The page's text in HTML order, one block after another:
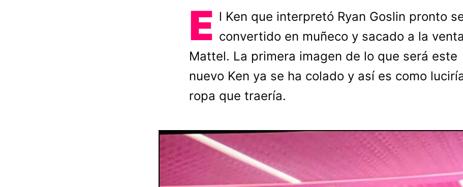
E l Ken que interpretó Ryan Goslin pronto
convertido en muñeco y sacado a la
Mattel. La primera imagen de lo que será este
nuevo Ken ya se ha colado y así es como
ropa que traería.